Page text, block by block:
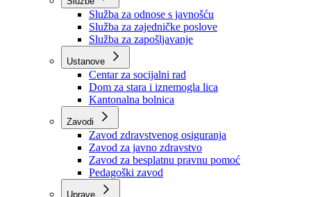
Organizacije
Službe
Služba za odnose s javnošću
Služba za zajedničke poslove
Služba za zapošljavanje
Ustanove
Centar za socijalni rad
Dom za stara i iznemogla lica
Kantonalna bolnica
Zavodi
Zavod zdravstvenog osiguranja
Zavod za javno zdravstvo